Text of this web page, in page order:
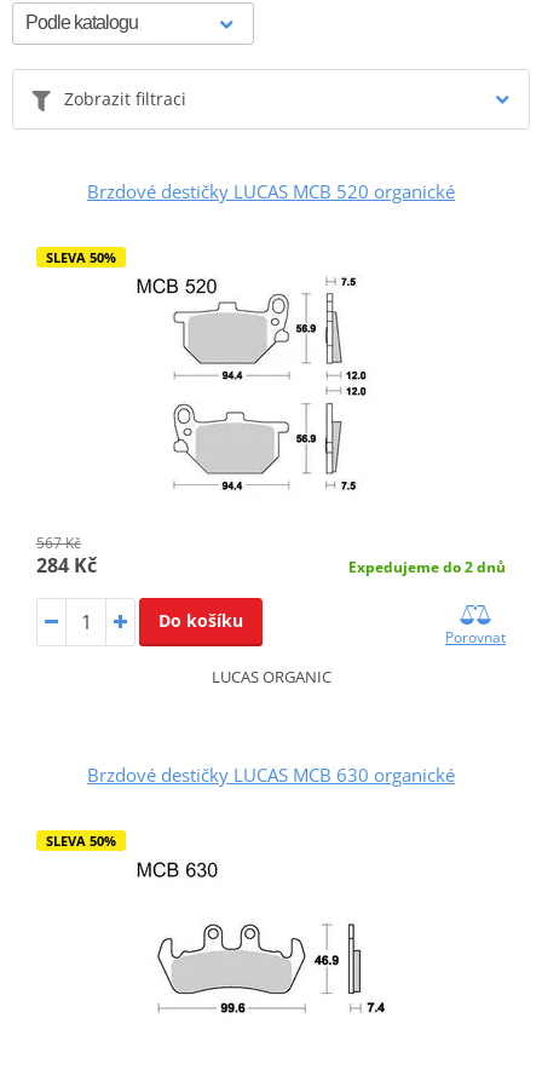
Zobrazit filtraci
Brzdové destičky LUCAS MCB 520 organické
SLEVA 50%
567 Kč
284 Kč Expedujeme do 2 dnů
Do košíku
Porovnat
LUCAS ORGANIC
Brzdové destičky LUCAS MCB 630 organické
SLEVA 50%